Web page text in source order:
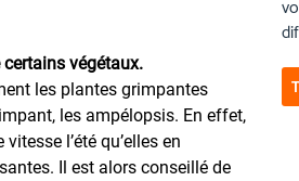
végétaux.
les plantes grimpantes
les ampélopsis. En effet,
l’été qu’elles en
Il est alors conseillé de